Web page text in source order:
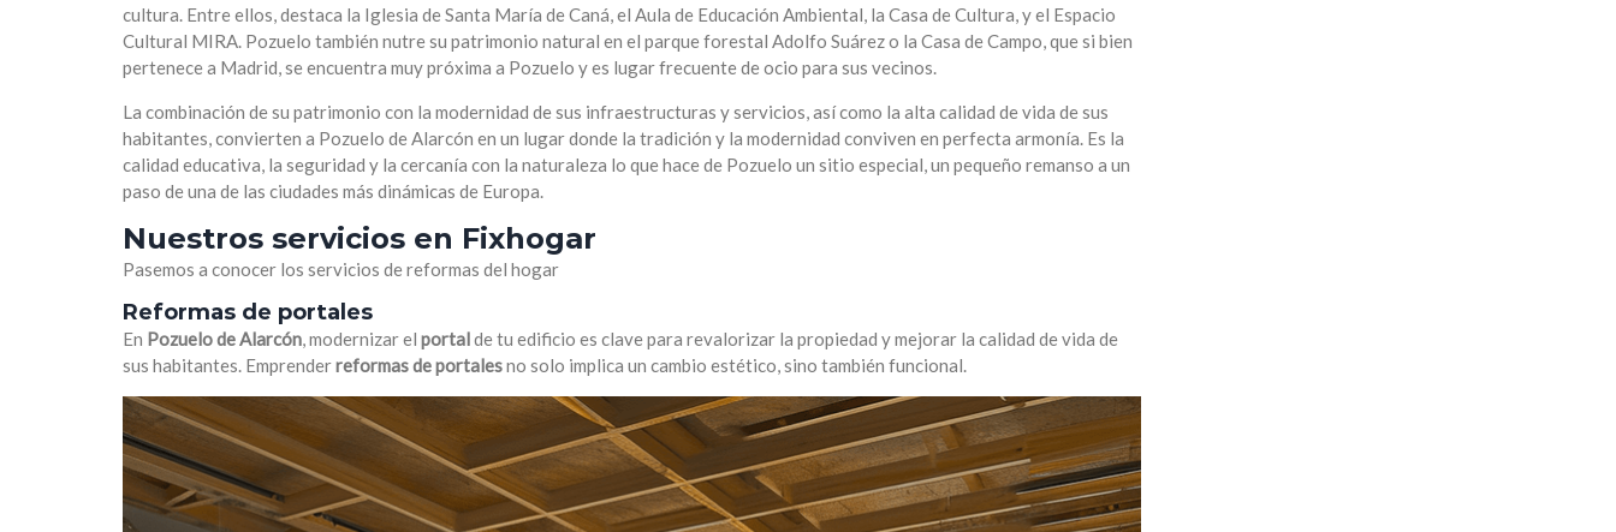
cultura. Entre ellos, destaca la Iglesia de Santa María de Caná, el Aula de Educación Ambiental, la Casa de Cultura, y el Espacio
Cultural MIRA. Pozuelo también nutre su patrimonio natural en el parque forestal Adolfo Suárez o la Casa de Campo, que si bien
pertenece a Madrid, se encuentra muy próxima a Pozuelo y es lugar frecuente de ocio para sus vecinos.
La combinación de su patrimonio con la modernidad de sus infraestructuras y servicios, así como la alta calidad de vida de sus
habitantes, convierten a Pozuelo de Alarcón en un lugar donde la tradición y la modernidad conviven en perfecta armonía. Es la
calidad educativa, la seguridad y la cercanía con la naturaleza lo que hace de Pozuelo un sitio especial, un pequeño remanso a un
paso de una de las ciudades más dinámicas de Europa.
Nuestros servicios en Fixhogar
Pasemos a conocer los servicios de reformas del hogar
Reformas de portales
En Pozuelo de Alarcón, modernizar el portalde tu edificio es clave para revalorizar la propiedad y mejorar la calidad de vida de
sus habitantes. Emprenderreformas de portalesno solo implica un cambio estético, sino también funcional.